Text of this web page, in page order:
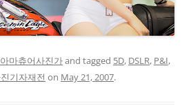
아마츄어사진가and tagged 5D, DSLR, P&I,
기자재전 on May 21, 2007.